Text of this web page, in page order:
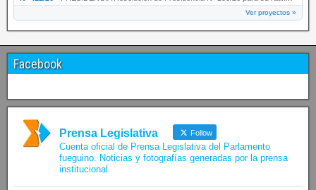
Ver proyectos »
Facebook
Prensa Legislativa Follow
Cuenta oficial de Prensa Legislativa del Parlamento
fueguino. Noticias y fotografías generadas por la prensa
institucional.